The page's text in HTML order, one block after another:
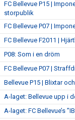
FC Bellevue P15 |
storpublik
FC Bellevue P07 |
FC Bellevue F2011 |
P08: Som i en dröm
FC Bellevue P07 |
Bellevue P15 | Blixtar
A-laget: Bellevue upp i
A-laget: FC Bellevue’s